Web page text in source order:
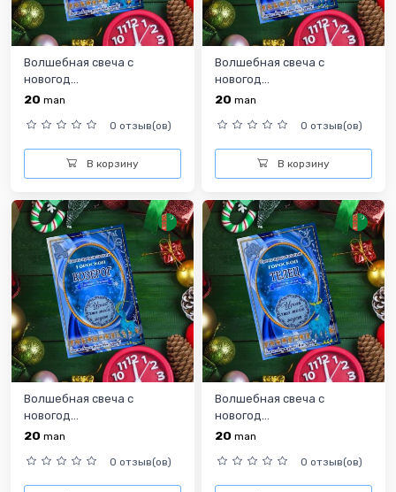
Волшебная свеча с
новогод...
20 man
0 отзыв(ов)
В корзину
Волшебная свеча с
новогод...
20 man
0 отзыв(ов)
В корзину
Волшебная свеча с
новогод...
20 man
0 отзыв(ов)
Волшебная свеча с
новогод...
20 man
0 отзыв(ов)